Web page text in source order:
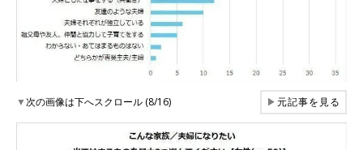
▼次の画像は下へスクロール (8/16) ▶元記事を見る